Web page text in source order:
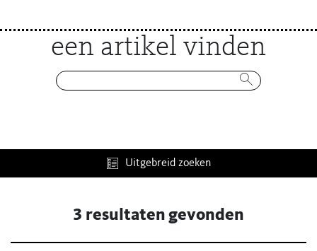
een artikel vinden
Uitgebreid zoeken
3 resultaten gevonden